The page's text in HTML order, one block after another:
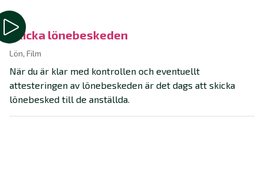
Skicka lönebeskeden
Lön, Film
När du är klar med kontrollen och eventuellt
attesteringen av lönebeskeden är det dags att skicka
lönebesked till de anställda.